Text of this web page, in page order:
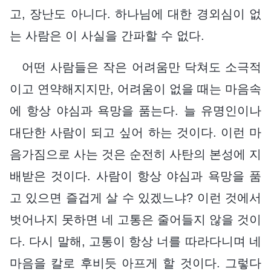
고, 장난도 아니다. 하나님에 대한 경외심이 없
는 사람은 이 사실을 간파할 수 없다.
어떤 사람들은 작은 어려움만 닥쳐도 소극적
이고 연약해지지만, 어려움이 없을 때는 마음속
에 항상 야심과 욕망을 품는다. 늘 유명인이나
대단한 사람이 되고 싶어 하는 것이다. 이런 마
음가짐으로 사는 것은 순전히 사탄의 본성에 지
배받은 것이다. 사람이 항상 야심과 욕망을 품
고 있으면 즐겁게 살 수 있겠느냐? 이런 것에서
벗어나지 못하면 네 고통은 줄어들지 않을 것이
다. 다시 말해, 고통이 항상 너를 따라다니며 네
마음을 칼로 후비듯 아프게 할 것이다. 그렇다